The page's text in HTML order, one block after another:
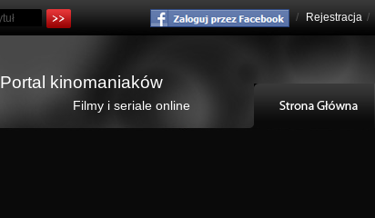
/ Rejestracja /
Portal kinomaniaków
Filmy i seriale online